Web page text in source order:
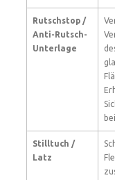
Rutschstop /
Anti-Rutsch-
Unterlage
Stilltuch /
Latz